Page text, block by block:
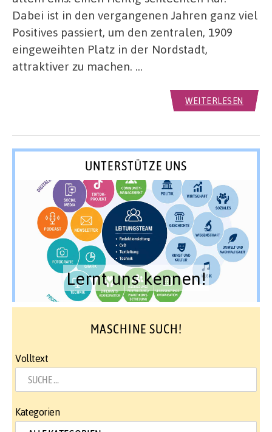
Dabei ist in den vergangenen Jahren ganz viel
Positives passiert, um den zentralen, 1909
eingeweihten Platz in der Nordstadt,
attraktiver zu machen. …
WEITERLESEN
UNTERSTÜTZE UNS
Lernt uns kennen!
MASCHINE SUCH!
Volltext
Kategorien